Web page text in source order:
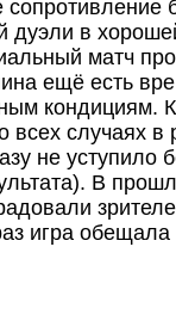
сопротивление
дуэли в
матч
ещё есть
кондициям.
всех случаях
не уступило
В
игра обещала